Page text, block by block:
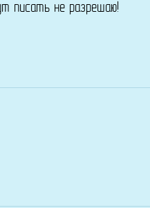
писать не разрешаю!